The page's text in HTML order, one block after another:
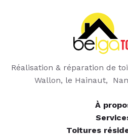
Réalisation & réparation de
Wallon, le Hainaut,
À
Toitures